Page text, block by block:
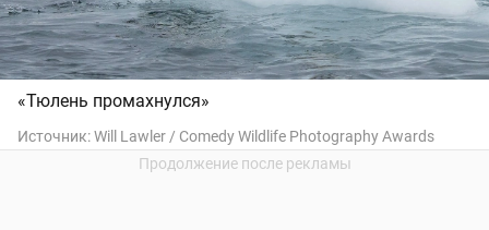
«Тюлень промахнулся»
Источник:Will Lawler / Comedy Wildlife Photography Awards